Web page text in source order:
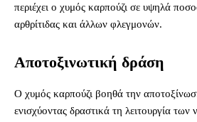
περιέχει ο χυμός καρπούζι σε υψηλά
αρθρίτιδας και άλλων φλεγμονών.
Αποτοξινωτική δράση
Ο χυμός καρπούζι βοηθά την
ενισχύοντας δραστικά τη λειτουργία των